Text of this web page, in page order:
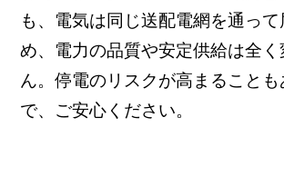
も、電気は同じ送配電網を通っ
め、電力の品質や安定供給は全
ん。停電のリスクが高まること
で、ご安心ください。